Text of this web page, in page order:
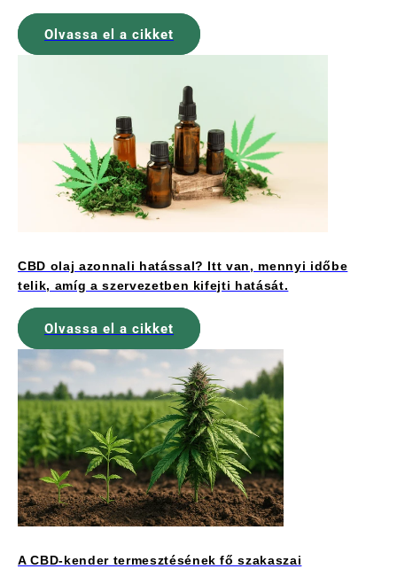
Olvassa el a cikket
CBD olaj azonnali hatással? Itt van, mennyi időbe
telik, amíg a szervezetben kifejti hatását.
Olvassa el a cikket
A CBD-kender termesztésének fő szakaszai